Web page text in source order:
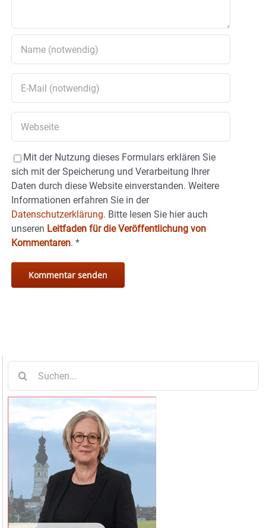
Mit der Nutzung dieses Formulars erklären Sie
sich mit der Speicherung und Verarbeitung Ihrer
Daten durch diese Website einverstanden. Weitere
Informationen erfahren Sie in der
Datenschutzerklärung. Bitte lesen Sie hier auch
unseren Leitfaden für die Veröffentlichung von
Kommentaren. *
nach: